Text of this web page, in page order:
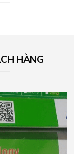
– Thiết bị điện
và đèn Led của
đang được rất